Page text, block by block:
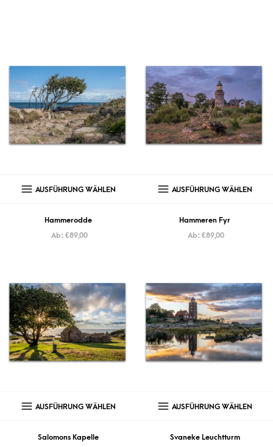
AUSFÜHRUNG WÄHLEN
Hammerodde
Ab: €89,00
AUSFÜHRUNG WÄHLEN
Hammeren Fyr
Ab: €89,00
AUSFÜHRUNG WÄHLEN
Salomons Kapelle
AUSFÜHRUNG WÄHLEN
Svaneke Leuchtturm